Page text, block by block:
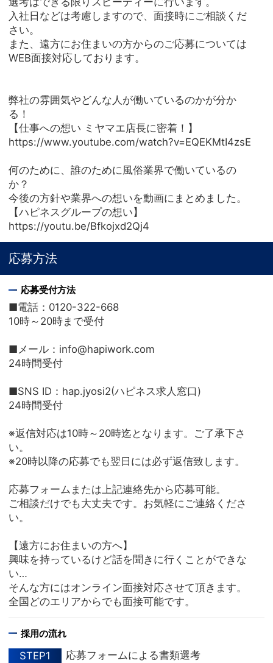
入社日などは考慮しますので、面接時にご相談くだ
さい。
また、遠方にお住まいの方からのご応募については
WEB面接対応しております。
弊社の雰囲気やどんな人が働いているのかが分か
る！
【仕事への想い ミヤマエ店長に密着！】
https://www.youtube.com/watch?v=EQEKMtI4zsE
何のために、誰のために風俗業界で働いているの
か？
今後の方針や業界への想いを動画にまとめました。
【ハピネスグループの想い】
https://youtu.be/Bfkojxd2Qj4
応募方法
応募受付方法
■電話：0120-322-668
10時～20時まで受付
■メール：info@hapiwork.com
24時間受付
■SNS ID：hap.jyosi2(ハピネス求人窓口)
24時間受付
※返信対応は10時～20時迄となります。ご了承下さ
い。
※20時以降の応募でも翌日には必ず返信致します。
応募フォームまたは上記連絡先から応募可能。
ご相談だけでも大丈夫です。お気軽にご連絡くださ
い。
【遠方にお住まいの方へ】
興味を持っているけど話を聞きに行くことができな
い…
そんな方にはオンライン面接対応させて頂きます。
全国どのエリアからでも面接可能です。
採用の流れ
STEP1 応募フォームによる書類選考